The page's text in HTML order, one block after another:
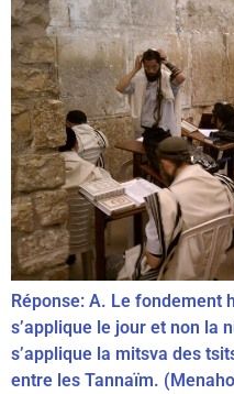
Réponse: A. Le fondement
s’applique le jour et non la
s’applique la mitsva des
entre les Tannaïm.